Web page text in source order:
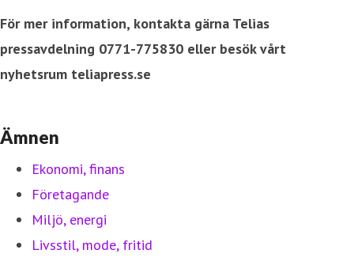
För mer information, kontakta gärna Telias
pressavdelning 0771-775830 eller besök vårt
nyhetsrum teliapress.se
Ämnen
Ekonomi, finans
Företagande
Miljö, energi
Livsstil, mode, fritid